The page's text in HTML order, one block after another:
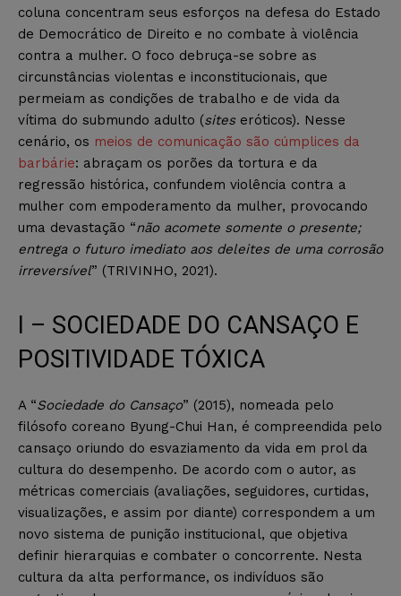
coluna concentram seus esforços na defesa do Estado
de Democrático de Direito e no combate à violência
contra a mulher. O foco debruça-se sobre as
circunstâncias violentas e inconstitucionais, que
permeiam as condições de trabalho e de vida da
vítima do submundo adulto (sites eróticos). Nesse
cenário, os meios de comunicação são cúmplices da
barbárie: abraçam os porões da tortura e da
regressão histórica, confundem violência contra a
mulher com empoderamento da mulher, provocando
uma devastação “não acomete somente o presente;
entrega o futuro imediato aos deleites de uma corrosão
irreversível” (TRIVINHO, 2021).
I – SOCIEDADE DO CANSAÇO E
POSITIVIDADE TÓXICA
A “Sociedade do Cansaço” (2015), nomeada pelo
filósofo coreano Byung-Chui Han, é compreendida pelo
cansaço oriundo do esvaziamento da vida em prol da
cultura do desempenho. De acordo com o autor, as
métricas comerciais (avaliações, seguidores, curtidas,
visualizações, e assim por diante) correspondem a um
novo sistema de punição institucional, que objetiva
definir hierarquias e combater o concorrente. Nesta
cultura da alta performance, os indivíduos são